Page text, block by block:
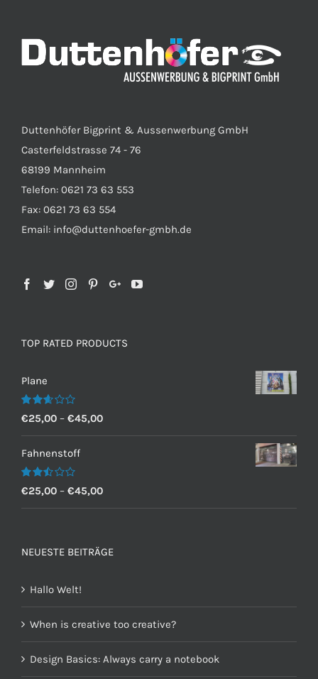
Duttenhöfer Bigprint & Aussenwerbung GmbH
Casterfeldstrasse 74 - 76
68199 Mannheim
Telefon: 0621 73 63 553
Fax: 0621 73 63 554
Email: info@duttenhoefer-gmbh.de
TOP RATED PRODUCTS
Plane
Bewertet
mit
2.60
von 5
€25,00 – €45,00
Fahnenstoff
Bewertet
mit
2.50
€25,00 – €45,00
NEUESTE BEITRÄGE
Hallo Welt!
When is creative too creative?
Design Basics: Always carry a notebook